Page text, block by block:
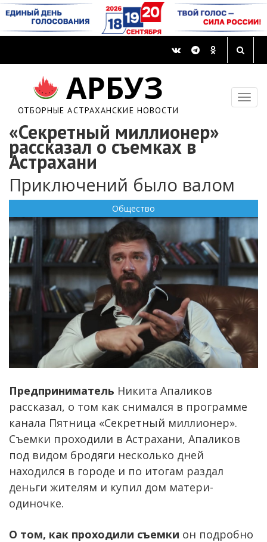
АРБУЗ
ОТБОРНЫЕ АСТРАХАНСКИЕ НОВОСТИ
«Секретный миллионер»
рассказал о съемках в
Астрахани
Приключений было валом
Общество
Предприниматель Никита Апаликов
рассказал, о том как снимался в программе
канала Пятница «Секретный миллионер».
Съемки проходили в Астрахани, Апаликов
под видом бродяги несколько дней
находился в городе и по итогам раздал
деньги жителям и купил дом матери-
одиночке.
О том, как проходили съемки он подробно